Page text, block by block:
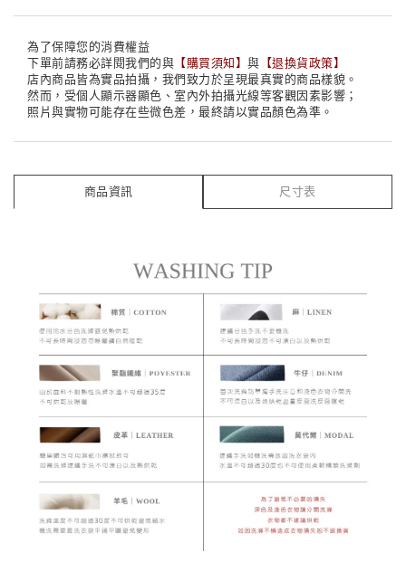
為了保障您的消費權益
下單前請務必詳閱我們的與 【購買須知】 與 【退換貨政策】
店內商品皆為實品拍攝，我們致力於呈現最真實的商品樣貌。
然而，受個人顯示器顯色、室內外拍攝光線等客觀因素影響；
照片與實物可能存在些微色差，最終請以實品顏色為準。
商品資訊 尺寸表